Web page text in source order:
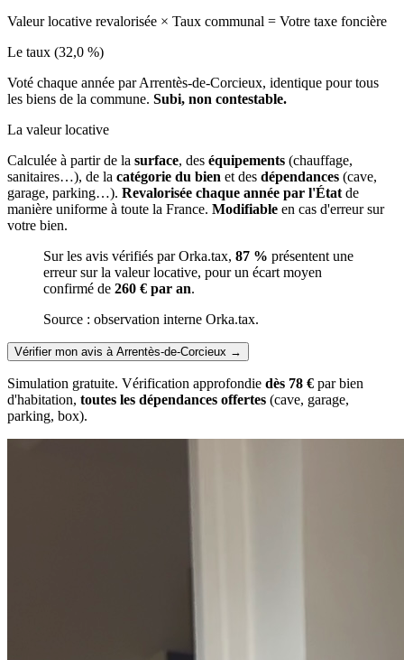
Valeur locative revalorisée × Taux communal = Votre taxe foncière
Le taux (32,0 %)
Voté chaque année par Arrentès-de-Corcieux, identique pour tous
les biens de la commune. Subi, non contestable.
La valeur locative
Calculée à partir de la surface, des équipements (chauffage,
sanitaires…), de la catégorie du bien et des dépendances (cave,
garage, parking…). Revalorisée chaque année par l'État de
manière uniforme à toute la France. Modifiable en cas d'erreur sur
votre bien.
Sur les avis vérifiés par Orka.tax, 87 % présentent une
erreur sur la valeur locative, pour un écart moyen
confirmé de 260 € par an.
Source : observation interne Orka.tax.
Vérifier mon avis à Arrentès-de-Corcieux →
Simulation gratuite. Vérification approfondie dès 78 € par bien
d'habitation, toutes les dépendances offertes (cave, garage,
parking, box).